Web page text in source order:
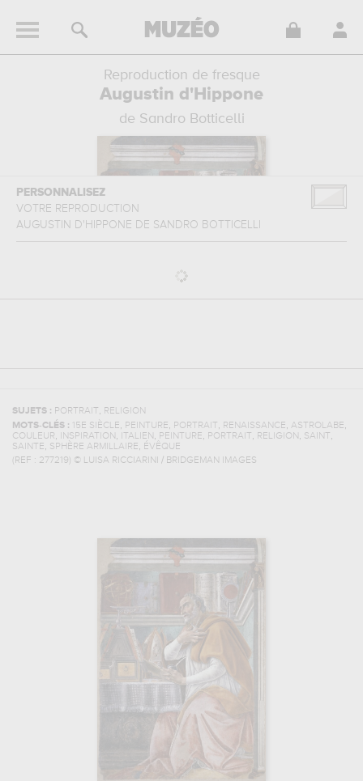
Reproduction de fresque
Augustin d'Hippone
de Sandro Botticelli
PERSONNALISEZ
VOTRE REPRODUCTION
AUGUSTIN D'HIPPONE DE SANDRO BOTTICELLI
SUJETS : PORTRAIT, RELIGION
MOTS-CLÉS :
15E SIÈCLE, PEINTURE, PORTRAIT, RENAISSANCE, ASTROLABE,
COULEUR, INSPIRATION , ITALIEN , PEINTURE, PORTRAIT, RELIGION , SAINT,
SAINTE, SPHÈRE ARMILLAIRE, ÉVÊQUE
(REF : 277219) © LUISA RICCIARINI / BRIDGEMAN IMAGES